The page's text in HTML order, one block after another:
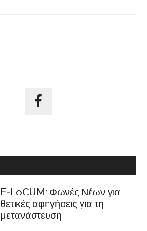
E-LoCUM: Φωνές Νέων για
θετικές αφηγήσεις για τη
μετανάστευση